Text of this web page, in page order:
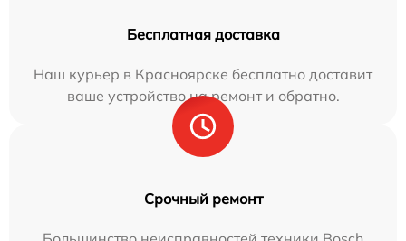
Бесплатная доставка
Наш курьер в Красноярске бесплатно доставит
ваше устройство на ремонт и обратно.
Срочный ремонт